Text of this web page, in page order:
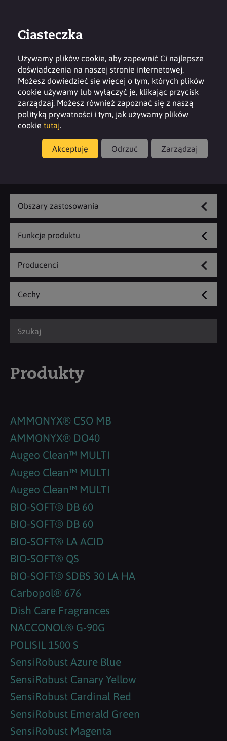
Produkty
Zmywanie naczyń
Obszary zastosowania
Funkcje produktu
Producenci
Cechy
Produkty
AMMONYX® CSO MB
AMMONYX® DO40
Augeo Clean™ MULTI
Augeo Clean™ MULTI
Augeo Clean™ MULTI
BIO-SOFT® DB 60
BIO-SOFT® DB 60
BIO-SOFT® LA ACID
BIO-SOFT® QS
BIO-SOFT® SDBS 30 LA HA
Carbopol® 676
Dish Care Fragrances
NACCONOL® G-90G
POLISIL 1500 S
SensiRobust Azure Blue
SensiRobust Canary Yellow
SensiRobust Cardinal Red
SensiRobust Emerald Green
SensiRobust Magenta
Ciasteczka
Używamy plików cookie, aby zapewnić Ci najlepsze
doświadczenia na naszej stronie internetowej.
Możesz dowiedzieć się więcej o tym, których plików
cookie używamy lub wyłączyć je, klikając przycisk
zarządzaj. Możesz również zapoznać się z naszą
polityką prywatności i tym, jak używamy plików
cookie tutaj.
Akceptuję Odrzuć Zarządzaj